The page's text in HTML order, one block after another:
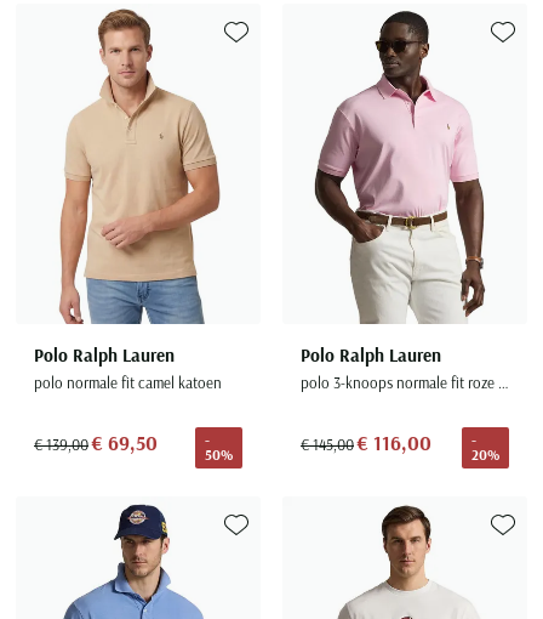
Polo Ralph Lauren
polo normale fit camel katoen
€ 139,00€ 69,50
-
50%
Toevoegen aan favorieten
Polo Ralph Lauren
polo 3-knoops normale fit roze effen katoen
€ 145,00€ 116,00
-
20%
Toevoegen aan favorieten